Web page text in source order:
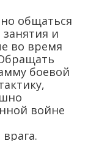
общаться
и
во время
боевой
войне